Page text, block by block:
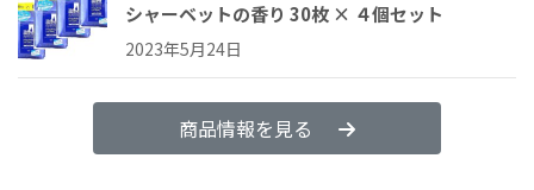
シャーベットの香り 30枚 × ４個セット
2023年5月24日
商品情報を見る